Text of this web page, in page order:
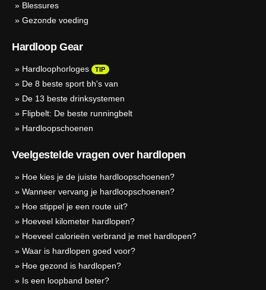
» Blessures
» Gezonde voeding
Hardloop Gear
» Hardloophorloges TIP
» De 8 beste sport bh's van
» De 13 beste drinksystemen
» Flipbelt: De beste runningbelt
» Hardloopschoenen
Veelgestelde vragen over hardlopen
» Hoe kies je de juiste hardloopschoenen?
» Wanneer vervang je hardloopschoenen?
» Hoe stippel je een route uit?
» Hoeveel kilometer hardlopen?
» Hoeveel calorieën verbrand je met hardlopen?
» Waar is hardlopen goed voor?
» Hoe gezond is hardlopen?
» Is een loopband beter?